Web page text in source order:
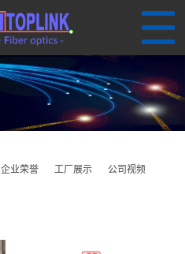
企业荣誉 工厂展示 公司视频